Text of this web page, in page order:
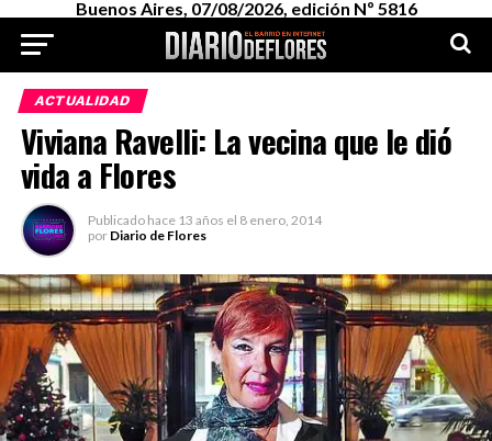
Buenos Aires, 07/08/2026, edición Nº 5816
ACTUALIDAD
Viviana Ravelli: La vecina que le dió
vida a Flores
Publicado hace 13 años el 8 enero, 2014
por Diario de Flores